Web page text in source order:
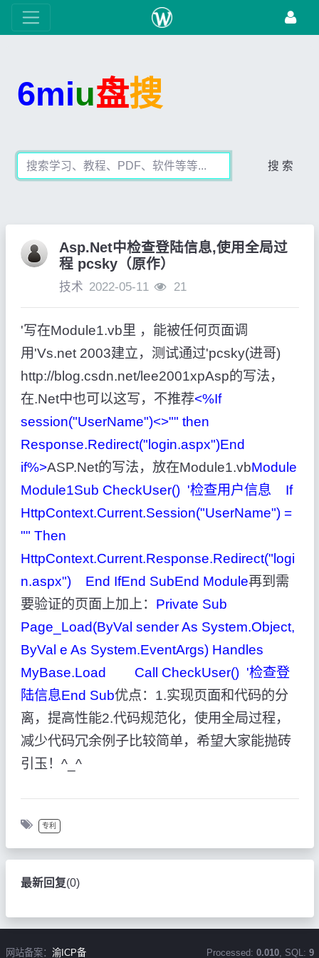
6miu盘搜
搜 索
Asp.Net中检查登陆信息,使用全局过
程 pcsky（原作）
技术 2022-05-11 21
'写在Module1.vb里 ，能被任何页面调
用'Vs.net 2003建立，测试通过'pcsky(进哥)
http://blog.csdn.net/lee2001xpAsp的写法，
在.Net中也可以这写，不推荐<%If
session("UserName")<>"" then
Response.Redirect("login.aspx")End
if%>ASP.Net的写法，放在Module1.vbModule
Module1Sub CheckUser() '检查用户信息 If
HttpContext.Current.Session("UserName") =
"" Then
HttpContext.Current.Response.Redirect("logi
n.aspx") End IfEnd SubEnd Module再到需
要验证的页面上加上： Private Sub
Page_Load(ByVal sender As System.Object,
ByVal e As System.EventArgs) Handles
MyBase.Load Call CheckUser() '检查登
陆信息End Sub优点：1.实现页面和代码的分
离，提高性能2.代码规范化，使用全局过程，
减少代码冗余例子比较简单，希望大家能抛砖
引玉！^_^
专利
最新回复(0)
网站备案： 渝ICP备 Processed: 0.010, SQL: 9